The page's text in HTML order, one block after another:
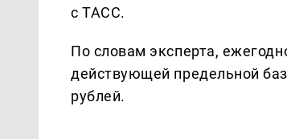
с ТАСС.
По словам эксперта,
действующей предельной
рублей.